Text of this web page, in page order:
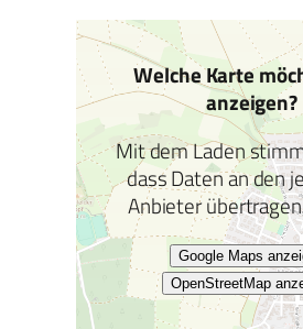
Welche Karte
anzeigen?
Mit dem Laden
dass Daten an den
Anbieter
Google Maps
OpenStreetMap